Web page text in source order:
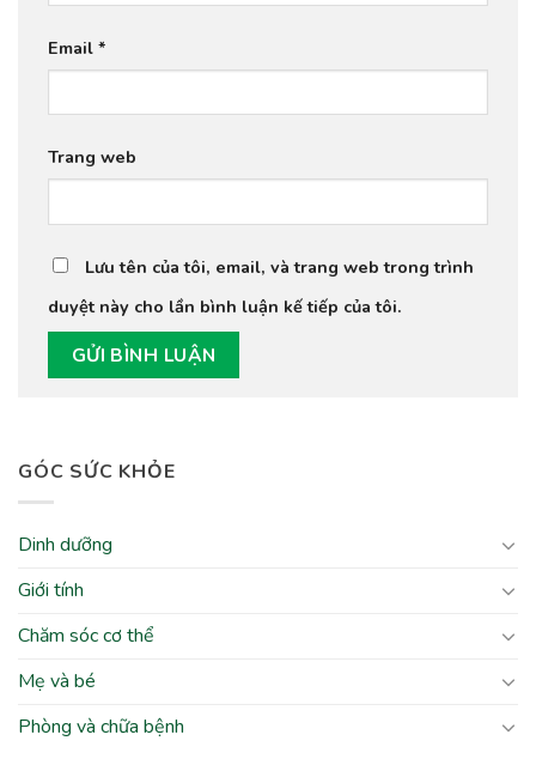
GÓC SỨC KHỎE
Dinh dưỡng
Giới tính
Chăm sóc cơ thể
Mẹ và bé
Phòng và chữa bệnh
Email *
Trang web
Lưu tên của tôi, email, và trang web trong trình
duyệt này cho lần bình luận kế tiếp của tôi.